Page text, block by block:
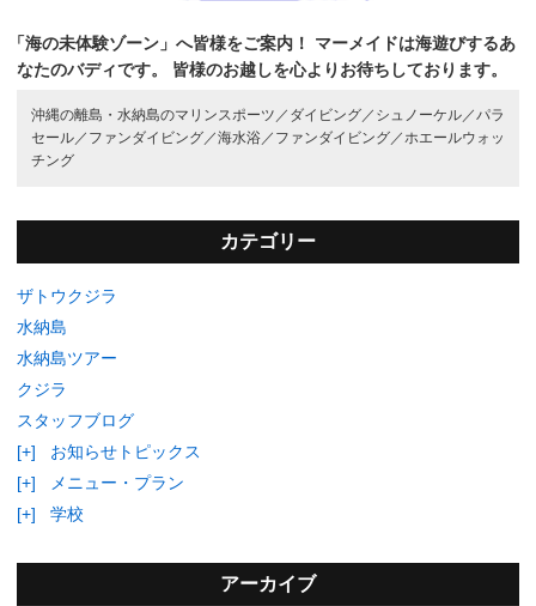
「海の未体験ゾーン」へ皆様をご案内！
マーメイドは海遊びするあ
なたのバディです。
皆様のお越しを心よりお待ちしております。
沖縄の離島・水納島のマリンスポーツ／ ダイビング／ シュノーケル／ パラ
セール／ ファンダイビング／海水浴／ ファンダイビング／ ホエールウォッ
チング
カテゴリー
ザトウクジラ
水納島
水納島ツアー
クジラ
スタッフブログ
[+]
お知らせトピックス
[+]
メニュー・プラン
[+]
学校
アーカイブ